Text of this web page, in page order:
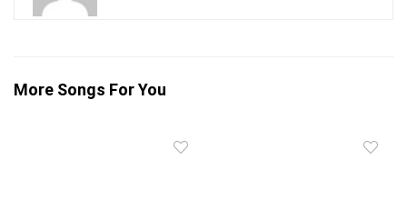
More Songs For You